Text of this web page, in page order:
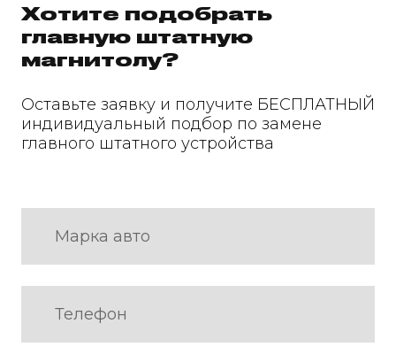
Хотите подобрать
главную штатную
магнитолу?
Оставьте заявку и получите БЕСПЛАТНЫЙ
индивидуальный подбор по замене
главного штатного устройства